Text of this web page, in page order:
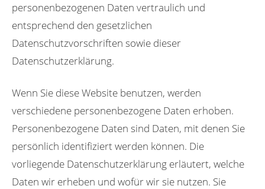
personenbezogenen Daten vertraulich und
entsprechend den gesetzlichen
Datenschutzvorschriften sowie dieser
Datenschutzerklärung.
Wenn Sie diese Website benutzen, werden
verschiedene personenbezogene Daten erhoben.
Personenbezogene Daten sind Daten, mit denen Sie
persönlich identifiziert werden können. Die
vorliegende Datenschutzerklärung erläutert, welche
Daten wir erheben und wofür wir sie nutzen. Sie